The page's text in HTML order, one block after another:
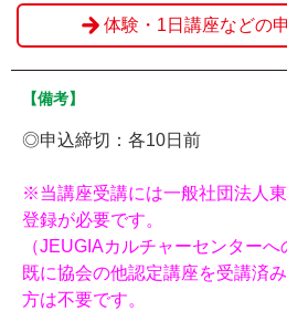
体験・1日講座などの
【備考】
◎申込締切：各10日前
※当講座受講には一般社団法人
登録が必要です。
（JEUGIAカルチャーセンターへ
既に協会の他認定講座を受講済
方は不要です。